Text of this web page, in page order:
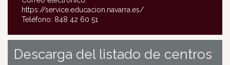
https://service.educacion.navarra.es/
Teléfono: 848 42 60 51
Descarga del listado de centros